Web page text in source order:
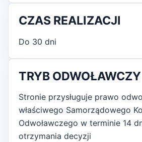
CZAS REALIZACJI
Do 30 dni
TRYB ODWOŁAWCZY
Stronie przysługuje prawo
właściwego Samorządowego
Odwoławczego w terminie 14
otrzymania decyzji